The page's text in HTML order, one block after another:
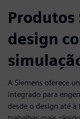
Produtos
design
A Siemens oferece
integrado para
desde o design até